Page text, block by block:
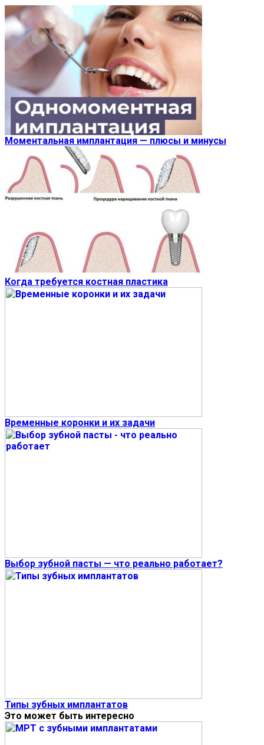
Моментальная имплантация — плюсы и минусы
Когда требуется костная пластика
Временные коронки и их задачи
Выбор зубной пасты — что реально работает?
Типы зубных имплантатов
Это может быть интересно